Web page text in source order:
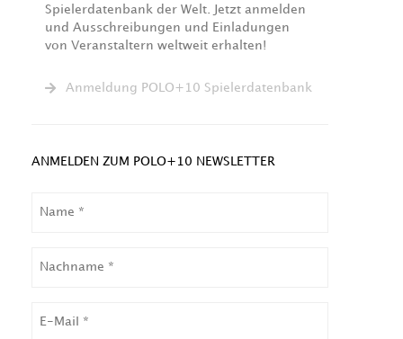
Spielerdatenbank der Welt. Jetzt anmelden
und Ausschreibungen und Einladungen
von Veranstaltern weltweit erhalten!
Anmeldung POLO+10 Spielerdatenbank
ANMELDEN ZUM POLO+10 NEWSLETTER